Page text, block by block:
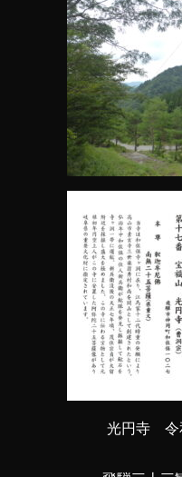
光円寺 令